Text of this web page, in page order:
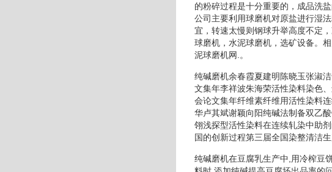
的粉碎过程是十分重要的，成品洗
公司主要利用球磨机对原盐进行湿
宜，转速太慢则钢球升举高度不定
球磨机，水泥球磨机，选矿设备。
泥球磨机网.。
纯碱磨机余春霞夏建明陈晓玉张淑
文集年李祥波朱海荣活性染料染色
会论文集年纤维素纤维用活性染料
华卢其斌谢颖向阳纯碱法制备双乙
翎浅探型活性染料在连续轧染中助
国的创新过程第三届全国染整清洁
纯碱磨机在豆腐乳生产中,用冷榨豆